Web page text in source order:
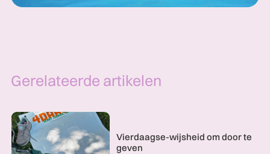
Gerelateerde artikelen
Vierdaagse-wijsheid om door te
geven